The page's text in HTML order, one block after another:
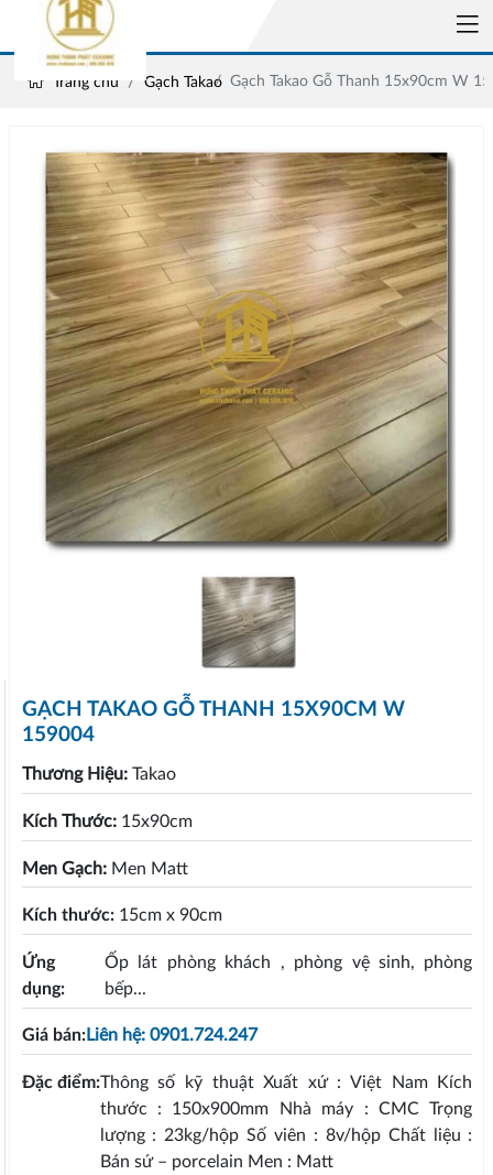
Trang chủ Gạch Takao Gạch Takao Gỗ Thanh 15x90cm W
GẠCH TAKAO GỖ THANH 15X90CM W
159004
Thương Hiệu: Takao
Kích Thước: 15x90cm
Men Gạch: Men Matt
Kích thước: 15cm x 90cm
Ứng
dụng:
Ốp lát phòng khách , phòng vệ sinh, phòng
bếp...
Giá bán:Liên hệ: 0901.724.247
Đặc điểm:Thông số kỹ thuật Xuất xứ : Việt Nam Kích
thước : 150x900mm Nhà máy : CMC Trọng
lượng : 23kg/hộp Số viên : 8v/hộp Chất liệu :
Bán sứ – porcelain Men : Matt